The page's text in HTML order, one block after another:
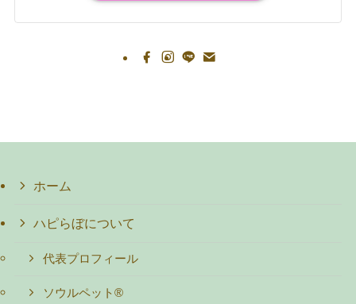
ホーム
ハピらぼについて
代表プロフィール
ソウルペット®